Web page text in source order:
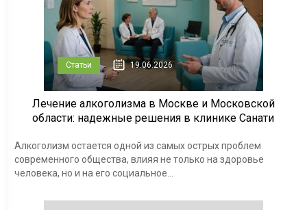
Статьи 19.06.2026
Лечение алкоголизма в Москве и Московской
области: надежные решения в клинике Санати
Алкоголизм остается одной из самых острых проблем
современного общества, влияя не только на здоровье
человека, но и на его социальное...